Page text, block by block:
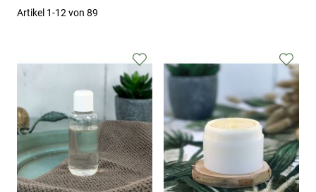
Artikel 1-12 von 89
Zur
Wunschliste
hinzufügen
Zur